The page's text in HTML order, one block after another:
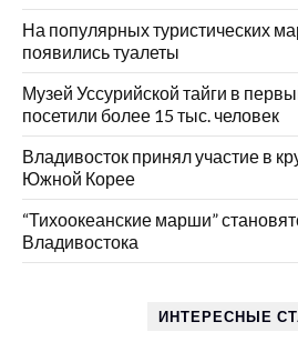
На популярных туристических
появились туалеты
Музей Уссурийской тайги в
посетили более 15 тыс. человек
Владивосток принял участие в
Южной Корее
“Тихоокеанские марши”
Владивостока
ИНТЕРЕСНЫЕ